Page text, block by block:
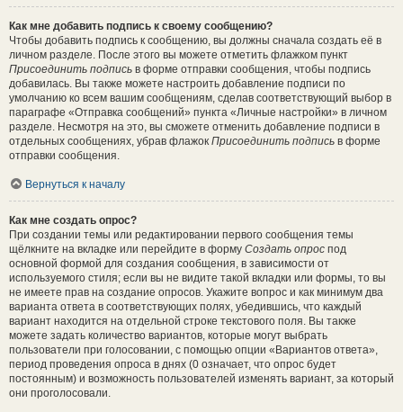
Как мне добавить подпись к своему сообщению?
Чтобы добавить подпись к сообщению, вы должны сначала создать её в
личном разделе. После этого вы можете отметить флажком пункт
Присоединить подпись в форме отправки сообщения, чтобы подпись
добавилась. Вы также можете настроить добавление подписи по
умолчанию ко всем вашим сообщениям, сделав соответствующий выбор в
параграфе «Отправка сообщений» пункта «Личные настройки» в личном
разделе. Несмотря на это, вы сможете отменить добавление подписи в
отдельных сообщениях, убрав флажок Присоединить подпись в форме
отправки сообщения.
Вернуться к началу
Как мне создать опрос?
При создании темы или редактировании первого сообщения темы
щёлкните на вкладке или перейдите в форму Создать опрос под
основной формой для создания сообщения, в зависимости от
используемого стиля; если вы не видите такой вкладки или формы, то вы
не имеете прав на создание опросов. Укажите вопрос и как минимум два
варианта ответа в соответствующих полях, убедившись, что каждый
вариант находится на отдельной строке текстового поля. Вы также
можете задать количество вариантов, которые могут выбрать
пользователи при голосовании, с помощью опции «Вариантов ответа»,
период проведения опроса в днях (0 означает, что опрос будет
постоянным) и возможность пользователей изменять вариант, за который
они проголосовали.